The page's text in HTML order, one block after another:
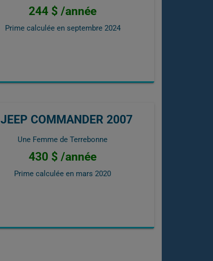
244 $ /année
Prime calculée en septembre 2024
JEEP COMMANDER 2007
Une Femme de Terrebonne
430 $ /année
Prime calculée en mars 2020